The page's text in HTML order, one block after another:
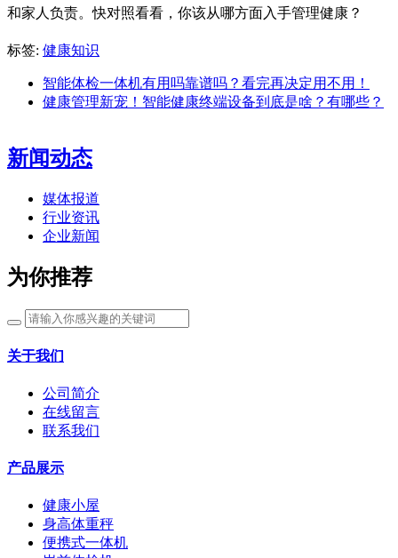
和家人负责。快对照看看，你该从哪方面入手管理健康？
标签: 健康知识
智能体检一体机有用吗靠谱吗？看完再决定用不用！
健康管理新宠！智能健康终端设备到底是啥？有哪些？
新闻动态
媒体报道
行业资讯
企业新闻
为你推荐
关于我们
公司简介
在线留言
联系我们
产品展示
健康小屋
身高体重秤
便携式一体机